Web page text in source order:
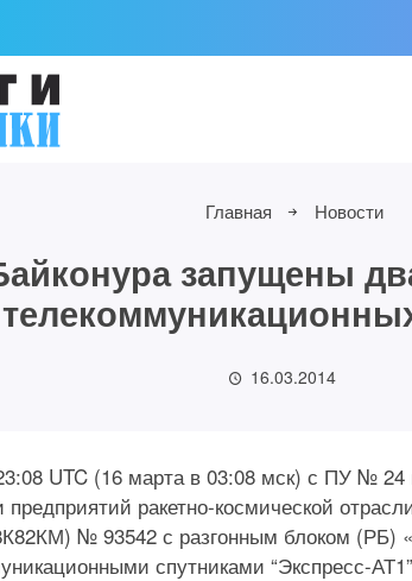
Главная Новости
запущены
16.03.2014
UTC (16 марта в 03:08 мск) с ПУ №
ракетно-космической
№ 93542 с разгонным блоком
спутниками “Экспресс-